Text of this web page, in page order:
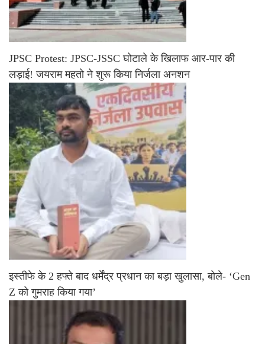
JPSC Protest: JPSC-JSSC घोटाले के खिलाफ आर-पार की
लड़ाई! जयराम महतो ने शुरू किया निर्जला अनशन
इस्तीफे के 2 हफ्ते बाद धर्मेंद्र प्रधान का बड़ा खुलासा, बोले- ‘Gen
Z को गुमराह किया गया’